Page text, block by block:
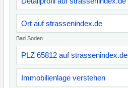
Ort auf strassenindex.de
Bad Soden
PLZ 65812 auf strassenindex.de
Immobilienlage verstehen